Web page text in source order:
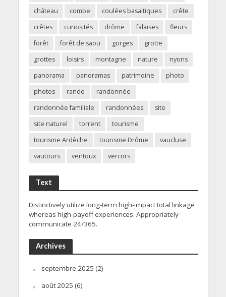
château
combe coulées basaltiques
crête
crêtes
curiosités drôme falaises
fleurs
forêt
forêt de saou gorges
grotte
grottes
loisirs montagne nature
nyons
panorama
panoramas patrimoine
photo
photos
rando
randonnée
randonnée familiale
randonnées
site
site naturel
torrent
tourisme
tourisme Ardèche
tourisme Drôme
vaucluse
vautours
ventoux vercors
Text
Distinctively utilize long-term high-impact total linkage
whereas high-payoff experiences. Appropriately
communicate 24/365.
Archives
septembre 2025 (2)
août 2025 (6)